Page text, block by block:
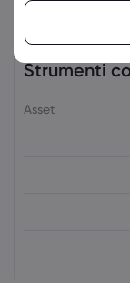
Strumenti
Asset